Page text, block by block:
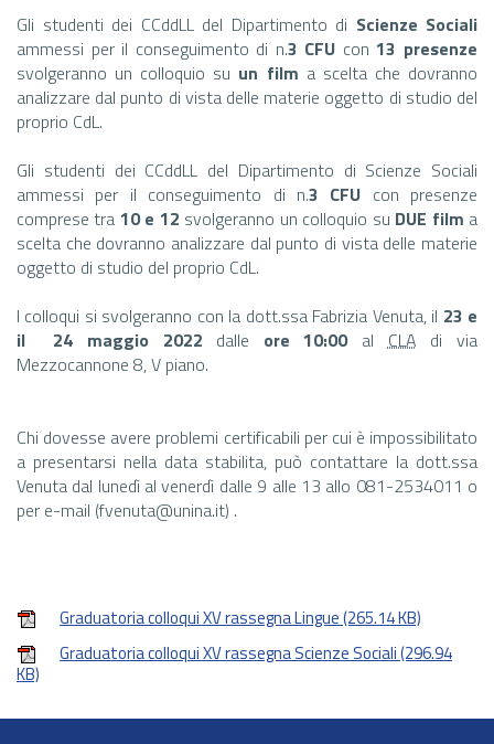
Gli studenti dei CCddLL del Dipartimento di Scienze Sociali
ammessi per il conseguimento di n.3 CFU con 13 presenze
svolgeranno un colloquio su un film a scelta che dovranno
analizzare dal punto di vista delle materie oggetto di studio del
proprio CdL.
Gli studenti dei CCddLL del Dipartimento di Scienze Sociali
ammessi per il conseguimento di n.3 CFU con presenze
comprese tra 10 e 12 svolgeranno un colloquio su DUE film a
scelta che dovranno analizzare dal punto di vista delle materie
oggetto di studio del proprio CdL.
I colloqui si svolgeranno con la dott.ssa Fabrizia Venuta, il 23 e
il 24 maggio 2022 dalle ore 10:00al CLA di via
Mezzocannone 8, V piano.
Chi dovesse avere problemi certificabili per cui è impossibilitato
a presentarsi nella data stabilita, può contattare la dott.ssa
Venuta dal lunedì al venerdì dalle 9 alle 13 allo 081-2534011 o
per e-mail (fvenuta@unina.it) .
Graduatoria colloqui XV rassegna Lingue(265.14 KB)
Graduatoria colloqui XV rassegna Scienze Sociali(296.94
KB)